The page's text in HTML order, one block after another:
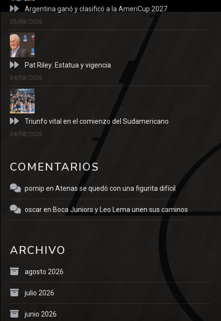
Argentina ganó y clasificó a la AmeriCup 2027
05/08/2026
Pat Riley: Estatua y vigencia
04/08/2026
Triunfo vital en el comienzo del Sudamericano
04/08/2026
COMENTARIOS
pornip en Atenas se quedó con una figurita difícil
oscaren Boca Juniors y Leo Lema unen sus caminos
ARCHIVO
agosto 2026
julio 2026
junio 2026